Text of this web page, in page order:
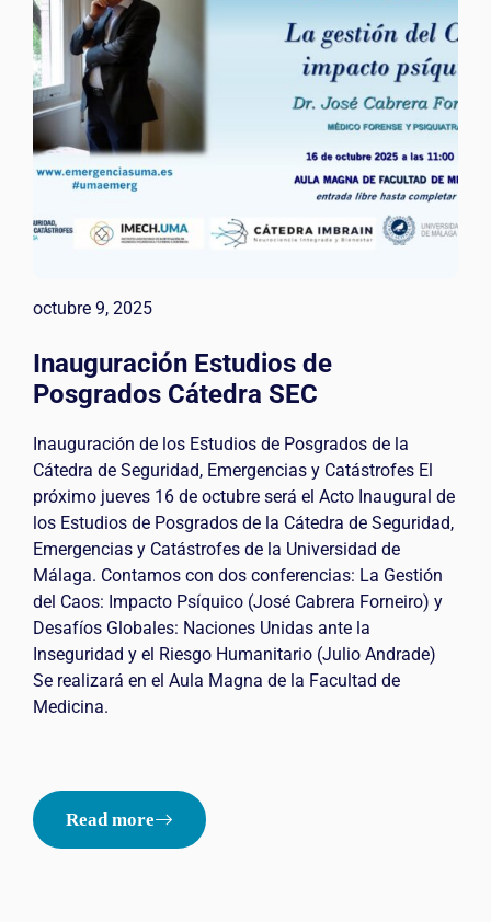
octubre 9, 2025
Inauguración Estudios de
Posgrados Cátedra SEC
Inauguración de los Estudios de Posgrados de la
Cátedra de Seguridad, Emergencias y Catástrofes El
próximo jueves 16 de octubre será el Acto Inaugural de
los Estudios de Posgrados de la Cátedra de Seguridad,
Emergencias y Catástrofes de la Universidad de
Málaga. Contamos con dos conferencias: La Gestión
del Caos: Impacto Psíquico (José Cabrera Forneiro) y
Desafíos Globales: Naciones Unidas ante la
Inseguridad y el Riesgo Humanitario (Julio Andrade)
Se realizará en el Aula Magna de la Facultad de
Medicina.
Read more